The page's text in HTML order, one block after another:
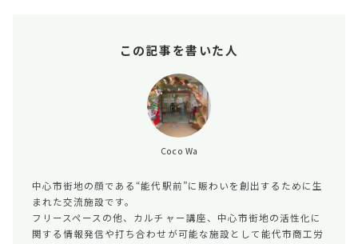
この記事を書いた人
Coco Wa
中心市街地の顔である“能代駅前”に賑わいを創出するために生
まれた交流施設です。
フリースペースの他、カルチャー講座、中心市街地の活性化に
関する情報発信や打ち合わせが可能な施設として能代市商工労